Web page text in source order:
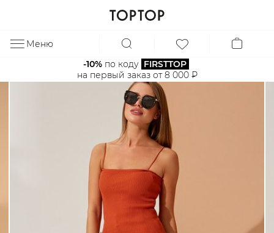
Меню
-10% по коду FIRSTTOP
на первый заказ от 8 000 ₽